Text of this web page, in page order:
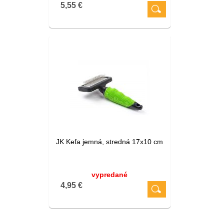
5,55 €
JK Kefa jemná, stredná 17x10 cm
vypredané
4,95 €